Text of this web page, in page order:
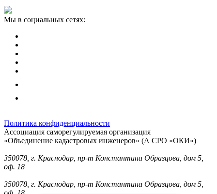
Мы в социальных сетях:
Политика конфиденциальности
Ассоциация саморегулируемая организация
«Объединение кадастровых инженеров» (А СРО «ОКИ»)
350078, г. Краснодар, пр-т Константина Образцова, дом 5,
оф. 18
350078, г. Краснодар, пр-т Константина Образцова, дом 5,